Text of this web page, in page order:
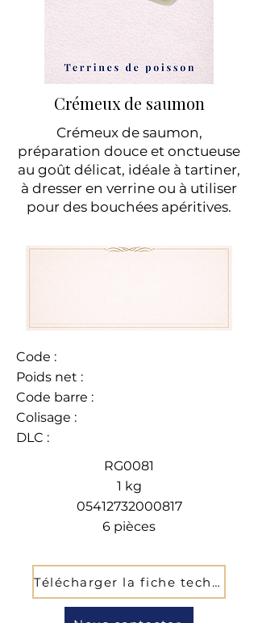
Crémeux de saumon
Crémeux de saumon,
préparation douce et onctueuse
au goût délicat, idéale à tartiner,
à dresser en verrine ou à utiliser
pour des bouchées apéritives.
Code :
Poids net :
Code barre :
Colisage :
DLC :
RG0081
1 kg
05412732000817
6 pièces
Télécharger la fiche technique